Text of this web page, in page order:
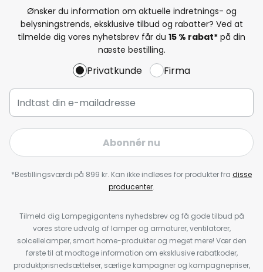
Ønsker du information om aktuelle indretnings- og
belysningstrends, eksklusive tilbud og rabatter? Ved at
tilmelde dig vores nyhetsbrev får du 15 % rabat* på din
næste bestilling.
Privatkunde Firma
Abonnér nu
*Bestillingsværdi på 899 kr. Kan ikke indløses for produkter fra disse
producenter.
Tilmeld dig Lampegigantens nyhedsbrev og få gode tilbud på
vores store udvalg af lamper og armaturer, ventilatorer,
solcellelamper, smart home-produkter og meget mere! Vær den
første til at modtage information om eksklusive rabatkoder,
produktprisnedsættelser, særlige kampagner og kampagnepriser,